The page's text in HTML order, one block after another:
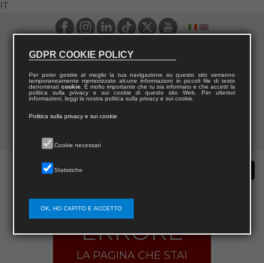
IT
ERRORE
LA PAGINA CHE STAI
GDPR COOKIE POLICY
Per poter gestire al meglio la tua navigazione su questo sito verranno
temporaneamente memorizzate alcune informazioni in piccoli file di testo
denominati cookie. È molto importante che tu sia informato e che accetti la
politica sulla privacy e sui cookie di questo sito Web. Per ulteriori
informazioni, leggi la nostra politica sulla privacy e sui cookie.
Politica sulla privacy e sui cookie
Cookie necessari
Statistiche
OK, HO CAPITO E ACCETTO